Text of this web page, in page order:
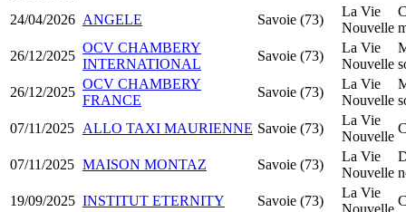
24/04/2026 ANGELE Savoie (73)
La Vie
Nouvelle
26/12/2025
OCV CHAMBERY
INTERNATIONAL
Savoie (73)
La Vie
Nouvelle
26/12/2025
OCV CHAMBERY
FRANCE
Savoie (73)
La Vie
Nouvelle
07/11/2025 ALLO TAXI MAURIENNE Savoie (73)
La Vie
Nouvelle
07/11/2025 MAISON MONTAZ Savoie (73)
La Vie
Nouvelle
19/09/2025 INSTITUT ETERNITY Savoie (73)
La Vie
Nouvelle